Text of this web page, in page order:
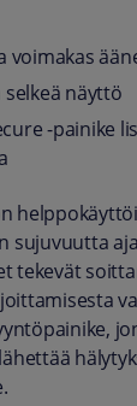
voimakas
selkeä näyttö
-painike
sujuvuutta
tekevät